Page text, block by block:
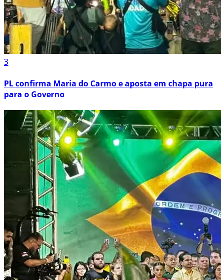
3
PL confirma Maria do Carmo e aposta em chapa pura
para o Governo